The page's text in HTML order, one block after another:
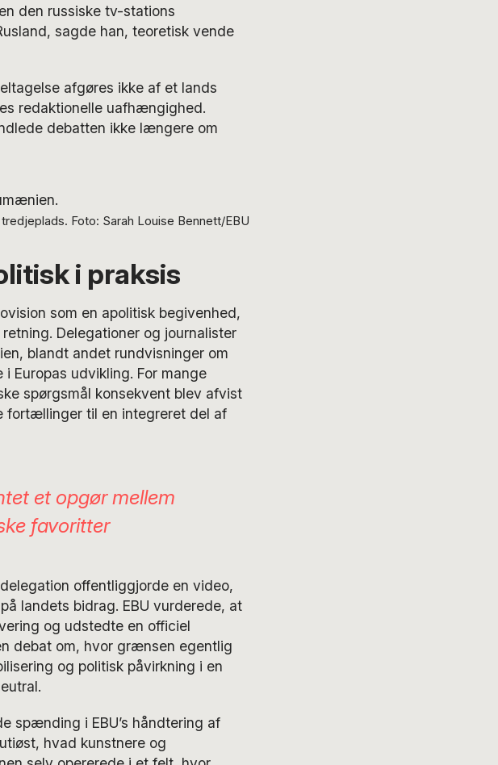
den russiske tv-stations
sagde han, teoretisk vende
afgøres ikke af et lands
redaktionelle uafhængighed.
debatten ikke længere om
Foto: Sarah Louise Bennett/EBU
i praksis
som en apolitisk begivenhed,
Delegationer og journalister
blandt andet rundvisninger om
Europas udvikling. For mange
spørgsmål konsekvent blev afvist
fortællinger til en integreret del af
et opgør mellem
favoritter
offentliggjorde en video,
landets bidrag. EBU vurderede, at
og udstedte en officiel
debat om, hvor grænsen egentlig
og politisk påvirkning i en
spænding i EBU’s håndtering af
hvad kunstnere og